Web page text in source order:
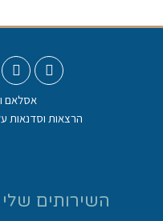
אסלאם
הרצאות וסדנאות
השירותים שלי